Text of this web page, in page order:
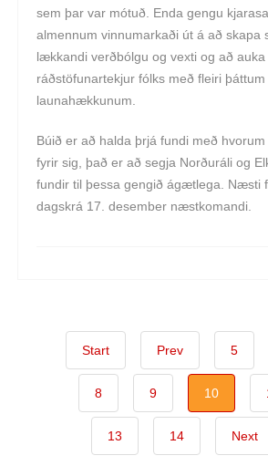
sem þar var mótuð. Enda gengu
almennum vinnumarkaði út á að skapa
lækkandi verðbólgu og vexti og að auka
ráðstöfunartekjur fólks með fleiri
launahækkunum.
Búið er að halda þrjá fundi með
fyrir sig, það er að segja Norðuráli og
fundir til þessa gengið ágætlega. Næsti
dagskrá 17. desember næstkomandi.
Start Prev 5
8 9 10
13 14 Next